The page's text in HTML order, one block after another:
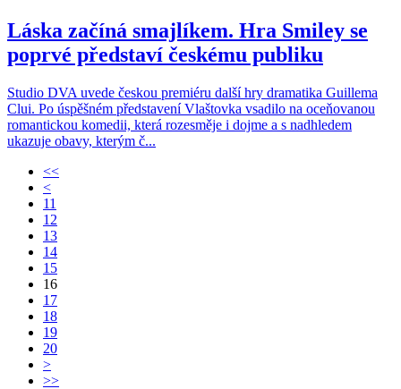
Láska začíná smajlíkem. Hra Smiley se
poprvé představí českému publiku
Studio DVA uvede českou premiéru další hry dramatika Guillema
Clui. Po úspěšném představení Vlaštovka vsadilo na oceňovanou
romantickou komedii, která rozesměje i dojme a s nadhledem
ukazuje obavy, kterým č...
<<
<
11
12
13
14
15
16
17
18
19
20
>
>>